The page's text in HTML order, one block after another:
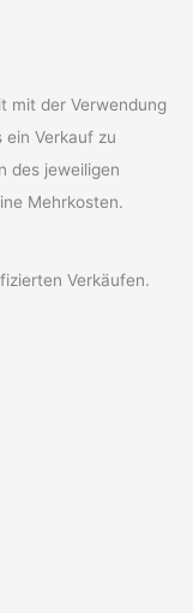
mit der Verwendung
Verkauf zu
des jeweiligen
Mehrkosten.
Verkäufen.